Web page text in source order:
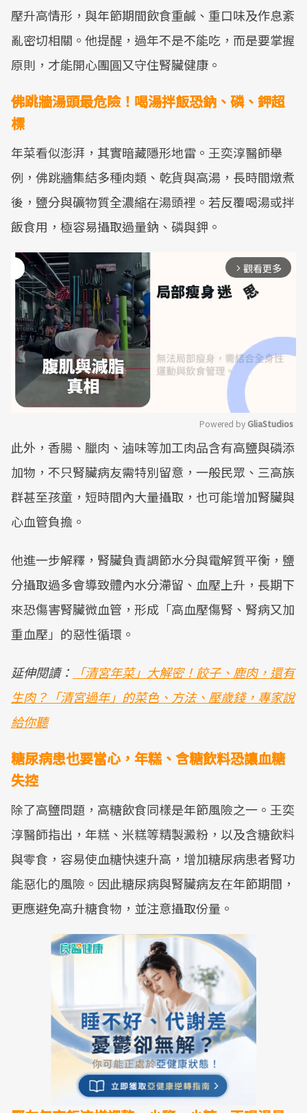
壓升高情形，與年節期間飲食重鹹、重口味及作息紊
亂密切相關。他提醒，過年不是不能吃，而是要掌握
原則，才能開心團圓又守住腎臟健康。
佛跳牆湯頭最危險！喝湯拌飯恐鈉、磷、鉀超
標
年菜看似澎湃，其實暗藏隱形地雷。王奕淳醫師舉
例，佛跳牆集結多種肉類、乾貨與高湯，長時間燉煮
後，鹽分與礦物質全濃縮在湯頭裡。若反覆喝湯或拌
飯食用，極容易攝取過量鈉、磷與鉀。
arrow_forward_ios 觀看更多
Mute
Powered by GliaStudios
此外，香腸、臘肉、滷味等加工肉品含有高鹽與磷添
加物，不只腎臟病友需特別留意，一般民眾、三高族
群甚至孩童，短時間內大量攝取，也可能增加腎臟與
心血管負擔。
他進一步解釋，腎臟負責調節水分與電解質平衡，鹽
分攝取過多會導致體內水分滯留、血壓上升，長期下
來恐傷害腎臟微血管，形成「高血壓傷腎、腎病又加
重血壓」的惡性循環。
延伸閱讀：
「清宮年菜」大解密！餃子、鹿肉，還有
生肉？「清宮過年」的菜色、方法、壓歲錢，專家說
給你聽
糖尿病患也要當心，年糕、含糖飲料恐讓血糖
失控
除了高鹽問題，高糖飲食同樣是年節風險之一。王奕
淳醫師指出，年糕、米糕等精製澱粉，以及含糖飲料
與零食，容易使血糖快速升高，增加糖尿病患者腎功
能惡化的風險。因此糖尿病與腎臟病友在年節期間，
更應避免高升糖食物，並注意攝取份量。